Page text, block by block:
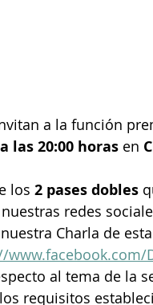
a la función
las 20:00 horas en
los 2 pases dobles
redes
Charla de
www.facebook.com/
al tema de la
requisitos